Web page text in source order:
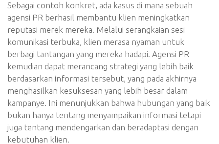
Sebagai contoh konkret, ada kasus di mana sebuah
agensi PR berhasil membantu klien meningkatkan
reputasi merek mereka. Melalui serangkaian sesi
komunikasi terbuka, klien merasa nyaman untuk
berbagi tantangan yang mereka hadapi. Agensi PR
kemudian dapat merancang strategi yang lebih baik
berdasarkan informasi tersebut, yang pada akhirnya
menghasilkan kesuksesan yang lebih besar dalam
kampanye. Ini menunjukkan bahwa hubungan yang baik
bukan hanya tentang menyampaikan informasi tetapi
juga tentang mendengarkan dan beradaptasi dengan
kebutuhan klien.